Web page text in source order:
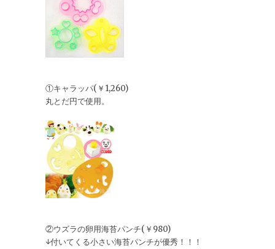
①キャラッパ(￥1,260)
丸とだ円で使用。
②ウズラの卵用海苔パンチ(￥980)
↓付いてくる小さい海苔パンチが優秀！！！